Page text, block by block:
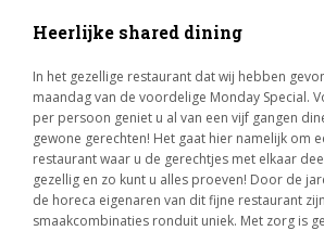
Heerlijke shared dining
In het gezellige restaurant dat wij hebben
maandag van de voordelige Monday Special.
per persoon geniet u al van een vijf gangen
gewone gerechten! Het gaat hier namelijk om
restaurant waar u de gerechtjes met elkaar
gezellig en zo kunt u alles proeven! Door de
de horeca eigenaren van dit fijne restaurant
smaakcombinaties ronduit uniek. Met zorg is